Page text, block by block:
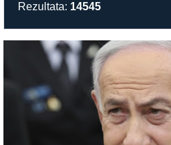
Rezultata: 14545